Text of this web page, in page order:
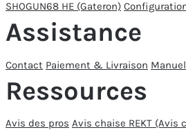
SHOGUN68 HE (Gateron)
Assistance
Contact Paiement & Livraison
Ressources
Avis des pros Avis chaise REKT (Avis